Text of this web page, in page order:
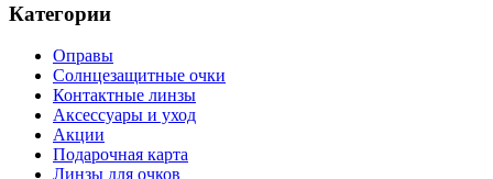
Категории
Оправы
Солнцезащитные очки
Контактные линзы
Аксессуары и уход
Акции
Подарочная карта
Линзы для очков